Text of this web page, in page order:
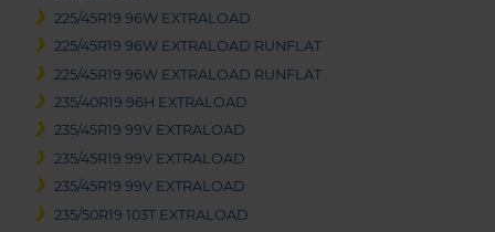
225/45R19 96W EXTRALOAD
225/45R19 96W EXTRALOAD RUNFLAT
225/45R19 96W EXTRALOAD RUNFLAT
235/40R19 96H EXTRALOAD
235/45R19 99V EXTRALOAD
235/45R19 99V EXTRALOAD
235/45R19 99V EXTRALOAD
235/50R19 103T EXTRALOAD